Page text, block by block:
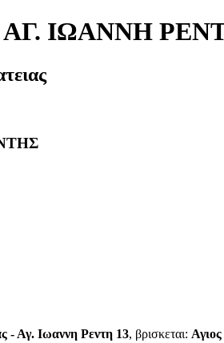
ΙΩΑΝΝΗ
- Αγ. Ιωαννη Ρεντη 13, βρισκεται: